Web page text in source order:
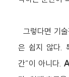
그렇다면 기
은 쉽지 않다.
간”이 아니다.